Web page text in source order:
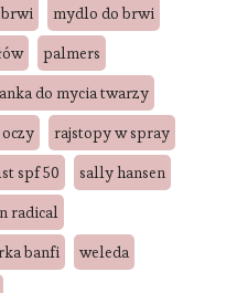
brwi
mydlo do brwi
palmers
do mycia twarzy
rajstopy w spray
spf 50
sally hansen
radical
banfi
weleda